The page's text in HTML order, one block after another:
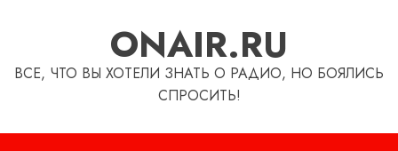
ONAIR.RU
ВСЕ, ЧТО ВЫ ХОТЕЛИ ЗНАТЬ О РАДИО, НО БОЯЛИСЬ
СПРОСИТЬ!